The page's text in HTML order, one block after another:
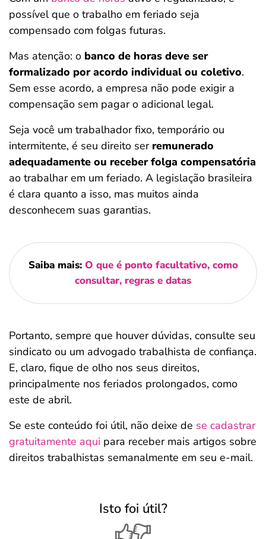
possível que o trabalho em feriado seja
compensado com folgas futuras.
Mas atenção: o banco de horas deve ser
formalizado por acordo individual ou coletivo.
Sem esse acordo, a empresa não pode exigir a
compensação sem pagar o adicional legal.
Seja você um trabalhador fixo, temporário ou
intermitente, é seu direito serremunerado
adequadamente ou receber folga compensatória
ao trabalhar em um feriado. A legislação brasileira
é clara quanto a isso, mas muitos ainda
desconhecem suas garantias.
Saiba mais: O que é ponto facultativo, como
consultar, regras e datas
Portanto, sempre que houver dúvidas, consulte seu
sindicato ou um advogado trabalhista de confiança.
E, claro, fique de olho nos seus direitos,
principalmente nos feriados prolongados, como
este de abril.
Se este conteúdo foi útil, não deixe de se cadastrar
gratuitamente aqui para receber mais artigos sobre
direitos trabalhistas semanalmente em seu e-mail.
Isto foi útil?